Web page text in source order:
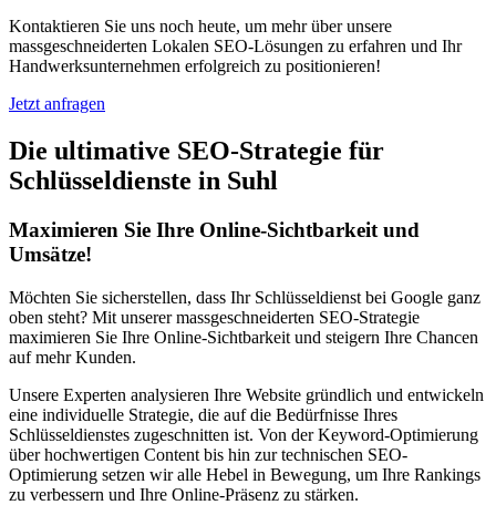
Kontaktieren Sie uns noch heute, um mehr über unsere
massgeschneiderten Lokalen SEO-Lösungen zu erfahren und Ihr
Handwerksunternehmen erfolgreich zu positionieren!
Jetzt anfragen
Die ultimative SEO-Strategie für
Schlüsseldienste in Suhl
Maximieren Sie Ihre Online-Sichtbarkeit und
Umsätze!
Möchten Sie sicherstellen, dass Ihr Schlüsseldienst bei Google ganz
oben steht? Mit unserer massgeschneiderten SEO-Strategie
maximieren Sie Ihre Online-Sichtbarkeit und steigern Ihre Chancen
auf mehr Kunden.
Unsere Experten analysieren Ihre Website gründlich und entwickeln
eine individuelle Strategie, die auf die Bedürfnisse Ihres
Schlüsseldienstes zugeschnitten ist. Von der Keyword-Optimierung
über hochwertigen Content bis hin zur technischen SEO-
Optimierung setzen wir alle Hebel in Bewegung, um Ihre Rankings
zu verbessern und Ihre Online-Präsenz zu stärken.